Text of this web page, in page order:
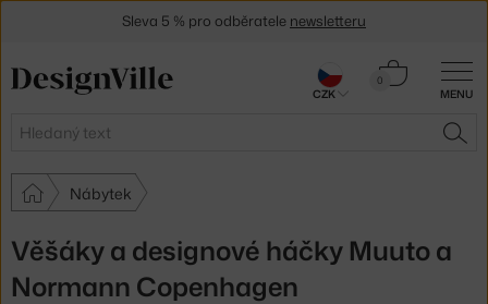
MENU
Hledat
0
Košík
Nábytek
Věšáky a designové háčky Muuto a
Normann Copenhagen
Sleva 5 % pro odběratele newsletteru
CZK